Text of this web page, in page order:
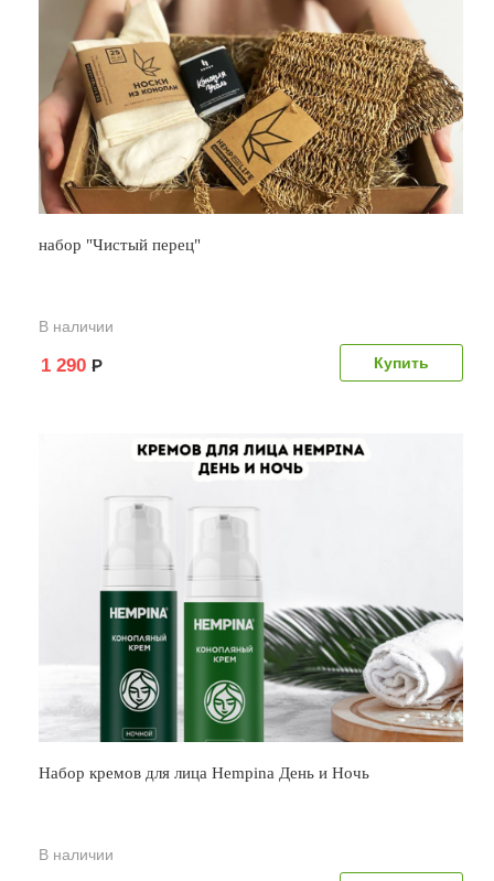
набор "Чистый перец"
В наличии
1 290 Р
Набор кремов для лица Hempina День и Ночь
В наличии